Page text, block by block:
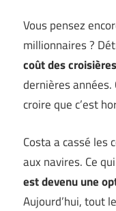
Vous pensez
millionnaires ?
coût des
dernières années.
croire que c’est
Costa a cassé les
aux navires. Ce
est devenu une
Aujourd’hui, tout